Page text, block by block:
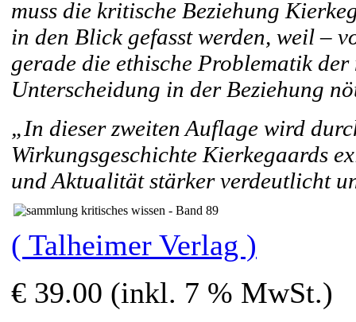
muss die kritische Beziehung
in den Blick gefasst werden, weil –
gerade die ethische Problematik
Unterscheidung in der Beziehung
„In dieser zweiten Auflage wird
Wirkungsgeschichte Kierkegaards
und Aktualität stärker verdeutlicht
( Talheimer Verlag )
€ 39.00 (inkl. 7 % MwSt.)